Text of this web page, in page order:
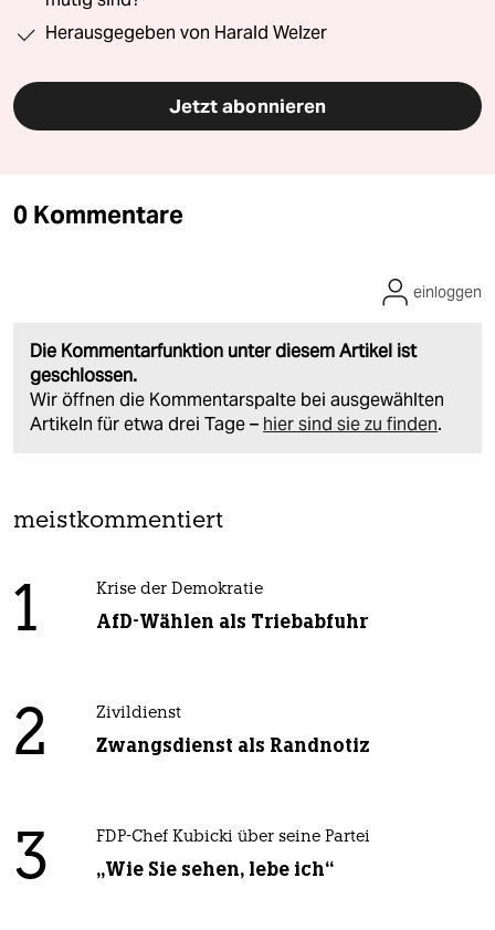
Herausgegeben von Harald Welzer
Jetzt abonnieren
0 Kommentare
Die Kommentarfunktion unter diesem Artikel ist
geschlossen.
Wir öffnen die Kommentarspalte bei ausgewählten
Artikeln für etwa drei Tage – hier sind sie zu finden.
einloggen
meistkommentiert
1 Krise der Demokratie
AfD-Wählen als Triebabfuhr
2 Zivildienst
Zwangsdienst als Randnotiz
3 FDP-Chef Kubicki über seine Partei
„Wie Sie sehen, lebe ich“